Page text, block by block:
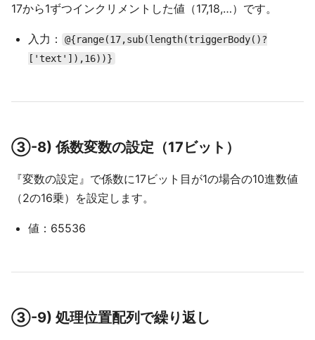
17から1ずつインクリメントした値（17,18,…）です。
入力：
@{range(17,sub(length(triggerBody()?
['text']),16))}
③-8) 係数変数の設定（17ビット）
『変数の設定』で係数に17ビット目が1の場合の10進数値
（2の16乗）を設定します。
値：65536
③-9) 処理位置配列で繰り返し